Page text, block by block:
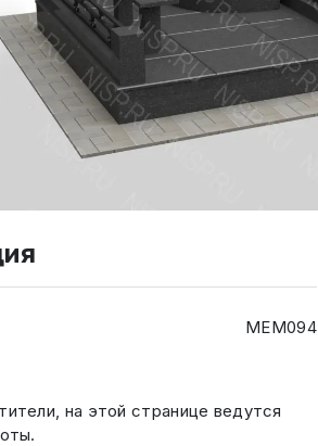
МЕМ094
на этой странице ведутся